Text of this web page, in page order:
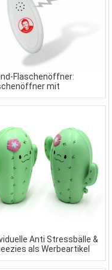
Flaschenöffner:
mit
als
Anti Stressbälle &
als Werbeartikel